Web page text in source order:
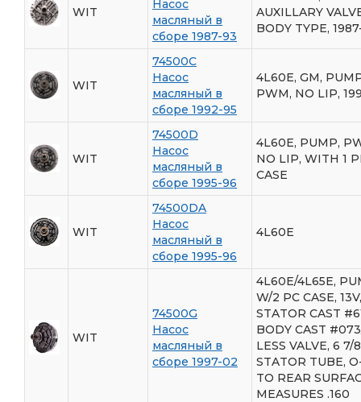
WIT
Насос
масляный в
сборе 1987-93
AUXILLARY
BODY TYPE,
WIT
74500C
Насос
масляный в
сборе 1992-95
4L60E, GM,
PWM, NO LIP,
WIT
74500D
Насос
масляный в
сборе 1995-96
4L60E, PUMP,
NO LIP, WITH 1
CASE
WIT
74500DA
Насос
масляный в
сборе 1995-96
4L60E
WIT
74500G
Насос
масляный в
сборе 1997-02
4L60E/4L65E,
W/2 PC CASE, 13V,
STATOR CAST
BODY CAST
LESS VALVE, 6 7/
STATOR TUBE,
TO REAR
MEASURES .160